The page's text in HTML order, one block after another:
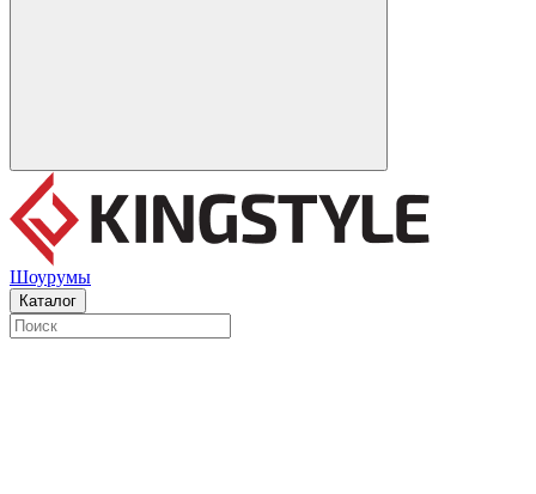
Шоурумы
Каталог